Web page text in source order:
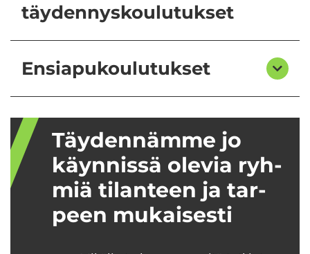
täydennyskoulutukset
Ensiapukoulutukset
Täy­den­näm­me jo
käyn­nis­sä ole­via ryh­
miä ti­lan­teen ja tar­
peen mu­kai­ses­ti